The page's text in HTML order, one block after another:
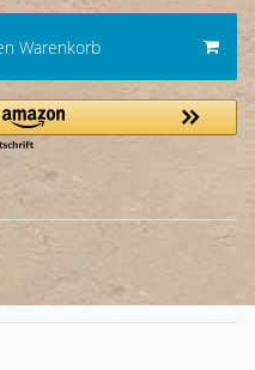
Warenkorb